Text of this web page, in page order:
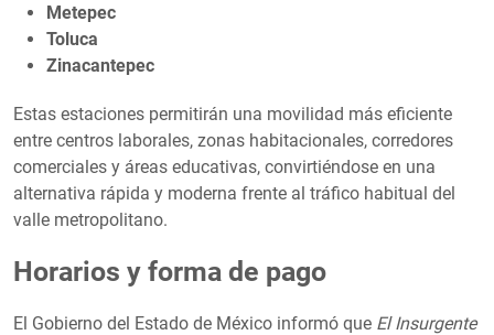
Metepec
Toluca
Zinacantepec
Estas estaciones permitirán una movilidad más eficiente
entre centros laborales, zonas habitacionales, corredores
comerciales y áreas educativas, convirtiéndose en una
alternativa rápida y moderna frente al tráfico habitual del
valle metropolitano.
Horarios y forma de pago
El Gobierno del Estado de México informó que El Insurgente